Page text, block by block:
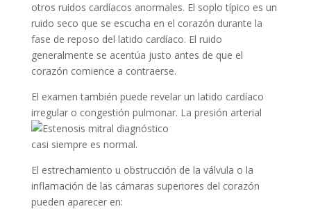
otros ruidos cardíacos anormales. El soplo típico es un
ruido seco que se escucha en el corazón durante la
fase de reposo del latido cardíaco. El ruido
generalmente se acentúa justo antes de que el
corazón comience a contraerse.
El examen también puede revelar un latido cardíaco
irregular o congestión pulmonar. La presión arterial
casi siempre es normal.
El estrechamiento u obstrucción de la válvula o la
inflamación de las cámaras superiores del corazón
pueden aparecer en: